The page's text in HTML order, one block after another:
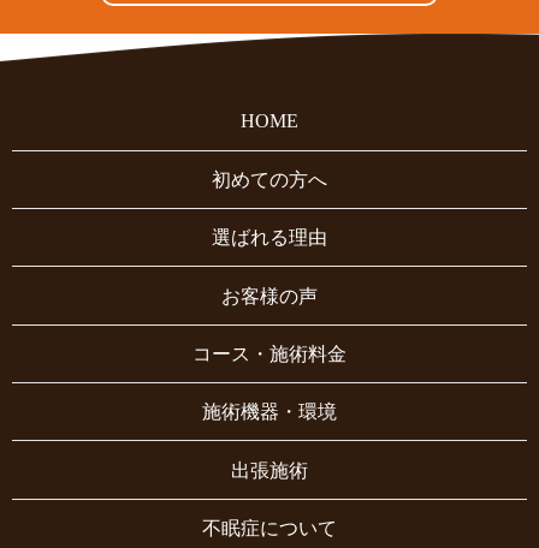
HOME
初めての方へ
選ばれる理由
お客様の声
コース・施術料金
施術機器・環境
出張施術
不眠症について